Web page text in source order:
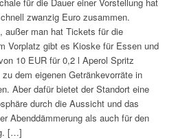
zwanzig Euro zusammen.
außer man hat Tickets für die
Vorplatz gibt es Kioske für Essen und
10 EUR für 0,2 l Aperol Spritz
dem eigenen Getränkevorräte in
Aber dafür bietet der Standort eine
durch die Aussicht und das
Abenddämmerung als auch für den
[…]